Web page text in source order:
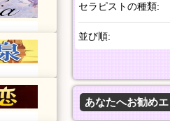
セラピストの種類:
並び順:
あなたへお勧め